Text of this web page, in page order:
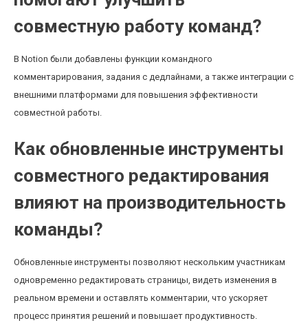
совместную работу команд?
В Notion были добавлены функции командного
комментарирования, задания с дедлайнами, а также интеграции с
внешними платформами для повышения эффективности
совместной работы.
Как обновленные инструменты
совместного редактирования
влияют на производительность
команды?
Обновленные инструменты позволяют нескольким участникам
одновременно редактировать страницы, видеть изменения в
реальном времени и оставлять комментарии, что ускоряет
процесс принятия решений и повышает продуктивность.